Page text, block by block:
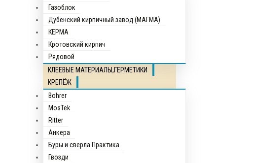
Газоблок
Дубенский кирпичный завод (МАГМА)
КЕРМА
Кротовский кирпич
Рядовой
КЛЕЕВЫЕ МАТЕРИАЛЫ,ГЕРМЕТИКИ
КРЕПЁЖ
Bohrer
MosTek
Ritter
Анкера
Буры и сверла Практика
Гвозди